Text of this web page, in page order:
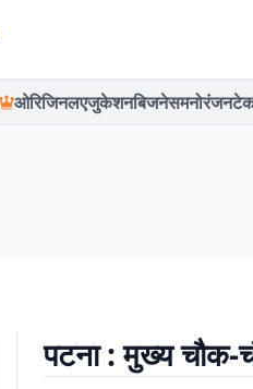
ओरिजिनलएजुकेशनबिजनेसमनोरंजन
पटना : मुख्य चौक-